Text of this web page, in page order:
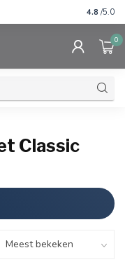
4.8 /5.0
0
Classic